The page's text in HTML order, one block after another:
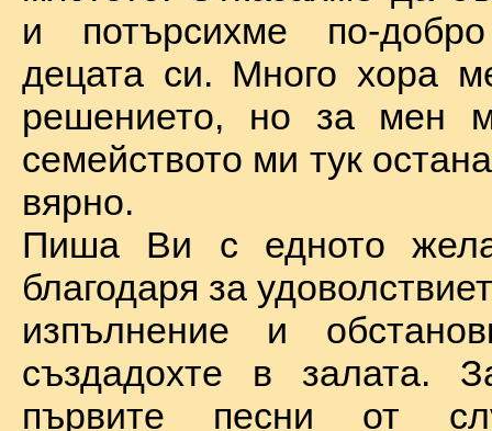
и потърсихме по-
децата си. Много хора
решението, но за мен
семейството ми тук
вярно.
Пиша Ви с едното
благодаря за
изпълнение и
създадохте в залата.
първите песни от